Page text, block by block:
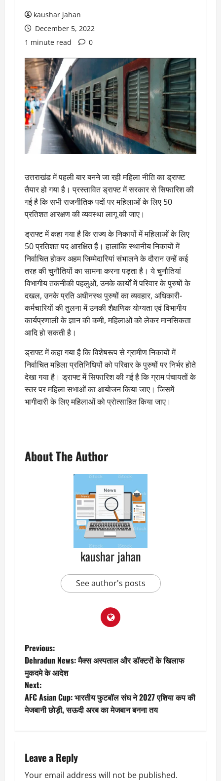
kaushar jahan
December 5, 2022
1 minute read
0
उत्तराखंड में पहली बार बनने जा रही महिला नीति का ड्राफ्ट
तैयार हो गया है। प्रस्तावित ड्राफ्ट में सरकार से सिफारिश की
गई है कि सभी राजनीतिक पदों पर महिलाओं के लिए 50
प्रतिशत आरक्षण की व्यवस्था लागू की जाए।
ड्राफ्ट में कहा गया है कि राज्य के निकायों में महिलाओं के लिए
50 प्रतिशत पद आरक्षित हैं। हालांकि स्थानीय निकायों में
निर्वाचित होकर अहम जिम्मेदारियां संभालने के दौरान उन्हें कई
तरह की चुनौतियों का सामना करना पड़ता है। ये चुनौतियां
विभागीय तकनीकी पहलुओं, उनके कार्यों में परिवार के पुरुषों के
दखल, उनके प्रति अधीनस्थ पुरुषों का व्यवहार, अधिकारी-
कर्मचारियों की तुलना में उनकी शैक्षणिक योग्यता एवं विभागीय
कार्यप्रणाली के ज्ञान की कमी, महिलाओं को लेकर मानसिकता
आदि हो सकती है।
ड्राफ्ट में कहा गया है कि विशेषरूप से ग्रामीण निकायों में
निर्वाचित महिला प्रतिनिधियों को परिवार के पुरुषों पर निर्भर होते
देखा गया है। ड्राफ्ट में सिफारिश की गई है कि ग्राम पंचायतों के
स्तर पर महिला सभाओं का आयोजन किया जाए। जिसमें
भागीदारी के लिए महिलाओं को प्रोत्साहित किया जाए।
About The Author
kaushar jahan
See author's posts
P
o
s
t
a
v
Previous:
Dehradun News: मैक्स अस्पताल और डॉक्टरों के खिलाफ
मुकदमे के आदेश
Next:
AFC Asian Cup: भारतीय फुटबॉल संघ ने 2027 एशिया कप की
मेजबानी छोड़ी, सऊदी अरब का मेजबान बनना तय
Leave a Reply
Your email address will not be published.